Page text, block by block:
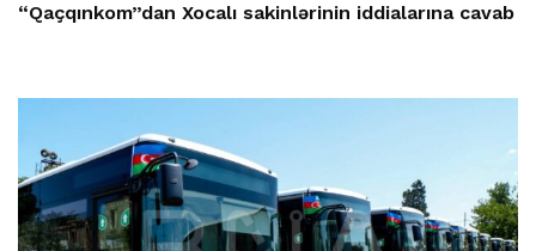
“Qaçqınkom”dan Xocalı sakinlərinin iddialarına cavab